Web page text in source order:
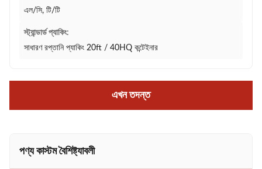
এল/সি, টি/টি
স্ট্যান্ডার্ড প্যাকিং:
সাধারণ রপ্তানি প্যাকিং 20ft / 40HQ কন্টেইনার
এখন তদন্ত
পণ্য কাস্টম বৈশিষ্ট্যাবলী